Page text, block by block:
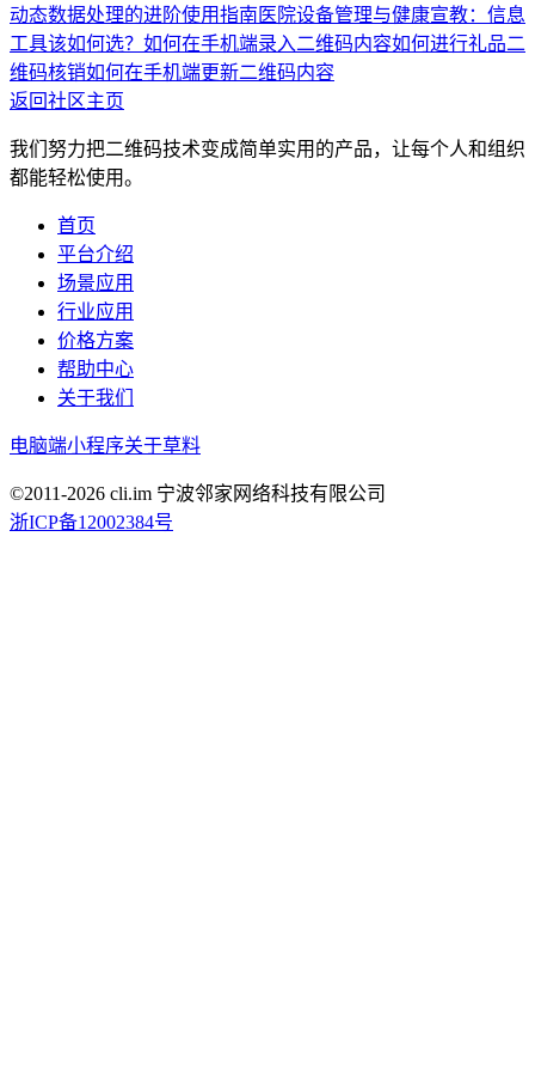
动态数据处理的进阶使用指南 医院设备管理与健康宣教：信息
工具该如何选？ 如何在手机端录入二维码内容如何进行礼品二
维码核销如何在手机端更新二维码内容
返回社区主页
我们努力把二维码技术变成简单实用的产品，让每个人和组织
都能轻松使用。
首页
平台介绍
场景应用
行业应用
价格方案
帮助中心
关于我们
电脑端小程序关于草料
©2011-2026 cli.im 宁波邻家网络科技有限公司
浙ICP备12002384号